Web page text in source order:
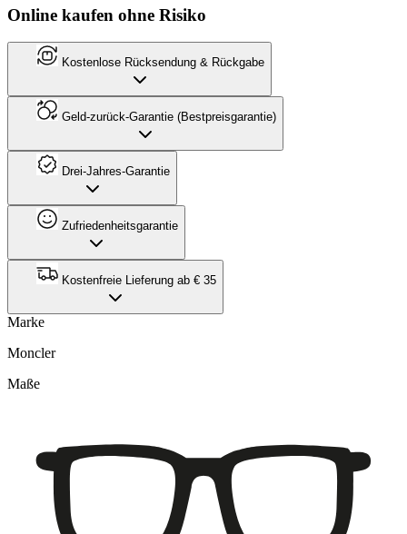
Online kaufen ohne Risiko
Kostenlose Rücksendung & Rückgabe
Geld-zurück-Garantie (Bestpreisgarantie)
Drei-Jahres-Garantie
Zufriedenheitsgarantie
Kostenfreie Lieferung ab € 35
Marke
Moncler
Maße